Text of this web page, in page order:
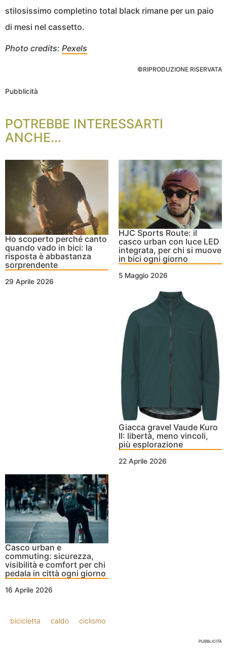
stilosissimo completino total black rimane per un paio
di mesi nel cassetto.
Photo credits: Pexels
©RIPRODUZIONE RISERVATA
Pubblicità
POTREBBE INTERESSARTI
ANCHE...
Ho scoperto perché canto
quando vado in bici: la
risposta è abbastanza
sorprendente
29 Aprile 2026
HJC Sports Route: il
casco urban con luce LED
integrata, per chi si muove
in bici ogni giorno
5 Maggio 2026
Giacca gravel Vaude Kuro
II: libertà, meno vincoli,
più esplorazione
22 Aprile 2026
Casco urban e
commuting: sicurezza,
visibilità e comfort per chi
pedala in città ogni giorno
16 Aprile 2026
bicicletta caldo ciclismo
PUBBLICITÀ